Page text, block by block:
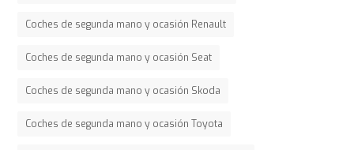
Coches de segunda mano y ocasión Renault
Coches de segunda mano y ocasión Seat
Coches de segunda mano y ocasión Skoda
Coches de segunda mano y ocasión Toyota